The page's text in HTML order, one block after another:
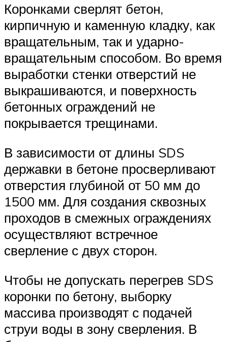
Коронками сверлят бетон,
кирпичную и каменную кладку, как
вращательным, так и ударно-
вращательным способом. Во время
выработки стенки отверстий не
выкрашиваются, и поверхность
бетонных ограждений не
покрывается трещинами.
В зависимости от длины SDS
державки в бетоне просверливают
отверстия глубиной от 50 мм до
1500 мм. Для создания сквозных
проходов в смежных ограждениях
осуществляют встречное
сверление с двух сторон.
Чтобы не допускать перегрев SDS
коронки по бетону, выборку
массива производят с подачей
струи воды в зону сверления. В